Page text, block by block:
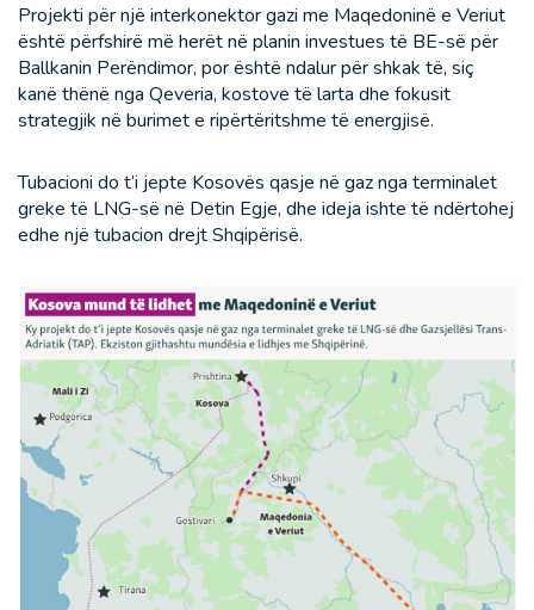
Projekti për një interkonektor gazi me Maqedoninë e Veriut
është përfshirë më herët në planin investues të BE-së për
Ballkanin Perëndimor, por është ndalur për shkak të, siç
kanë thënë nga Qeveria, kostove të larta dhe fokusit
strategjik në burimet e ripërtëritshme të energjisë.
Tubacioni do t’i jepte Kosovës qasje në gaz nga terminalet
greke të LNG-së në Detin Egje, dhe ideja ishte të ndërtohej
edhe një tubacion drejt Shqipërisë.